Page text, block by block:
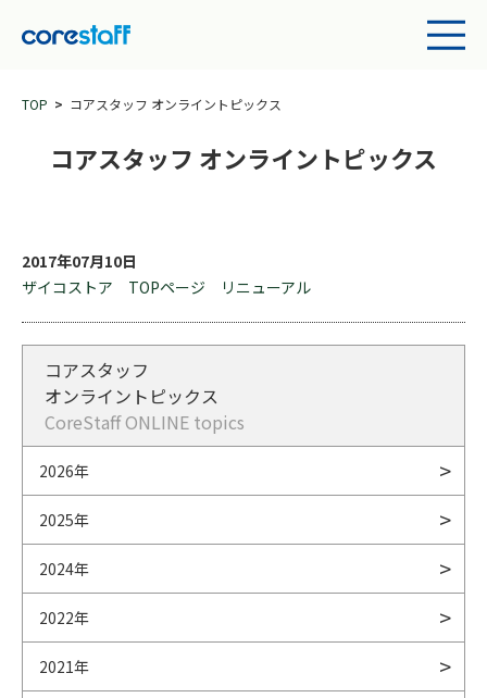
TOP コアスタッフ オンライントピックス
コアスタッフ オンライントピックス
2017年07月10日
ザイコストア TOPページ リニューアル
コアスタッフ
オンライントピックス
CoreStaff ONLINE topics
2026年
2025年
2024年
2022年
2021年